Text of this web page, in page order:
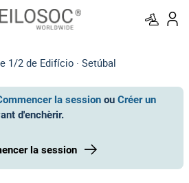
1/2 de Edifício · Setúbal
la session ou Créer un
d'enchèrir.
la session